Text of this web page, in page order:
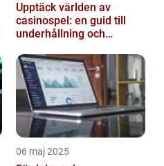
Upptäck världen av
casinospel: en guid till
underhållning och
06 maj 2025